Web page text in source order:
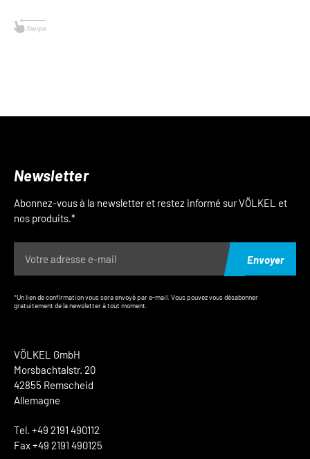
VÖLKEL GmbH
Morsbachtalstr. 20
42855 Remscheid
Allemagne
Tel. +49 2191 490112
Fax +49 2191 490125
Newsletter
Abonnez-vous à la newsletter et restez informé sur VÖLKEL et
nos produits.*
Envoyer
*Un lien de confirmation vous sera envoyé par e-mail. Vous pouvez vous désabonner
gratuitement de la newsletter à tout moment.